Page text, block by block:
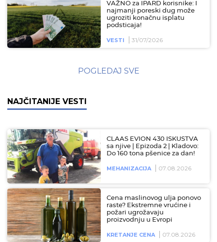
VAŽNO za IPARD korisnike: I
najmanji poreski dug može
ugroziti konačnu isplatu
podsticaja!
VESTI 31/07/2026
POGLEDAJ SVE
NAJČITANIJE VESTI
CLAAS EVION 430 ISKUSTVA
sa njive | Epizoda 2 | Kladovo:
Do 160 tona pšenice za dan!
MEHANIZACIJA 07.08.2026
Cena maslinovog ulja ponovo
raste? Ekstremne vrućine i
požari ugrožavaju
proizvodnju u Evropi
KRETANJE CENA 07.08.2026